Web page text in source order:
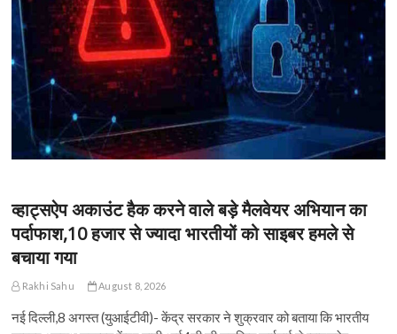
व्हाट्सऐप अकाउंट हैक करने वाले बड़े मैलवेयर अभियान का
पर्दाफाश,10 हजार से ज्यादा भारतीयों को साइबर हमले से
बचाया गया
Rakhi Sahu August 8, 2026
नई दिल्ली,8 अगस्त (युआईटीवी)- केंद्र सरकार ने शुक्रवार को बताया कि भारतीय